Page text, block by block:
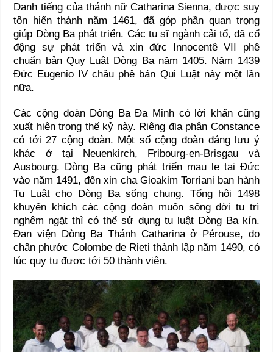
Danh tiếng của thánh nữ Catharina Sienna, được suy
tôn hiển thánh năm 1461, đã góp phần quan trọng
giúp Dòng Ba phát triển. Các tu sĩ ngành cải tổ, đã cổ
động sự phát triển và xin đức Innocentê VII phê
chuẩn bản Quy Luật Dòng Ba năm 1405. Năm 1439
Đức Eugenio IV châu phê bản Qui Luật này một lần
nữa.
Các cộng đoàn Dòng Ba Đa Minh có lời khấn cũng
xuất hiện trong thế kỷ này. Riêng địa phận Constance
có tới 27 cộng đoàn. Một số cộng đoàn đáng lưu ý
khác ở tại Neuenkirch, Fribourg-en-Brisgau và
Ausbourg. Dòng Ba cũng phát triển mau lẹ tại Đức
vào năm 1491, đến xin cha Gioakim Torriani ban hành
Tu Luật cho Dòng Ba sống chung. Tổng hội 1498
khuyến khích các cộng đoàn muốn sống đời tu trì
nghêm ngặt thì có thể sử dụng tu luật Dòng Ba kín.
Đan viện Dòng Ba Thánh Catharina ở Pérouse, do
chân phước Colombe de Rieti thành lập năm 1490, có
lúc quy tụ được tới 50 thành viên.